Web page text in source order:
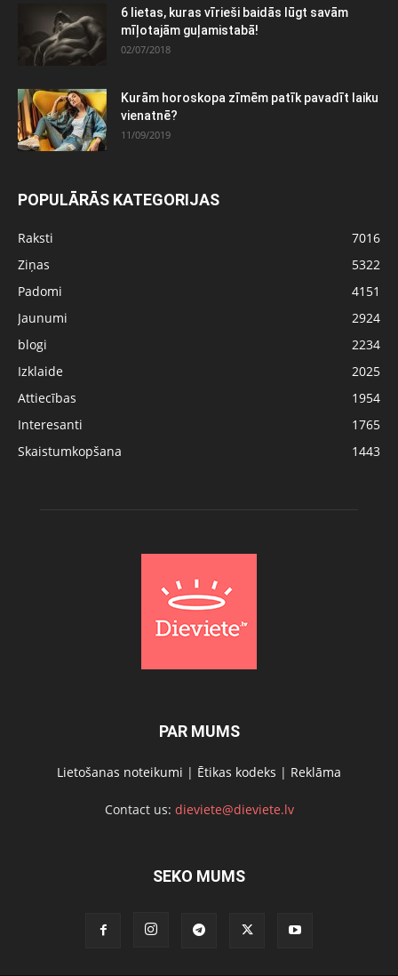
6 lietas, kuras vīrieši baidās lūgt savām
mīļotajām guļamistabā!
02/07/2018
Kurām horoskopa zīmēm patīk pavadīt laiku
vienatnē?
11/09/2019
POPULĀRĀS KATEGORIJAS
Raksti
7016
Ziņas
5322
Padomi
4151
Jaunumi
2924
blogi
2234
Izklaide
2025
Attiecības
1954
Interesanti
1765
Skaistumkopšana
1443
PAR MUMS
Lietošanas noteikumi | Ētikas kodeks | Reklāma
Contact us: dieviete@dieviete.lv
SEKO MUMS